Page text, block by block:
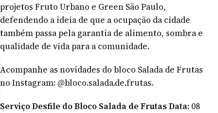
projetos Fruto Urbano e Green São Paulo,
defendendo a ideia de que a ocupação da cidade
também passa pela garantia de alimento, sombra e
qualidade de vida para a comunidade.
Acompanhe as novidades do bloco Salada de Frutas
no Instagram: @bloco.salada.de.frutas.
Serviço Desfile do Bloco Salada de FrutasData: 08